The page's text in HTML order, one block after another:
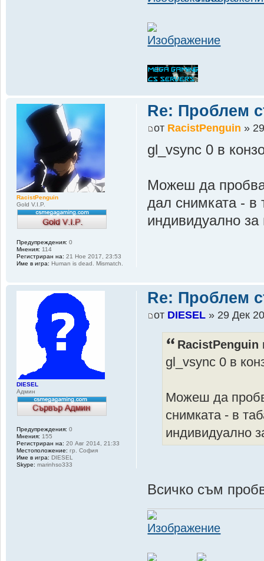
Re: Проблем
от RacistPenguin »
gl_vsync 0 в
Можеш да
дал снимката - в
индивидуално
RacistPenguin
Gold V.I.P.
Предупреждения: 0
Мнения: 114
Регистриран на: 21 Ное 2017, 23:53
Име в игра: Human is dead. Mismatch.
Re: Проблем
от DIESEL » 29 Дек
RacistPenguin
gl_vsync 0 в
Можеш да
снимката - в
индивидуално
Всичко съм
DIESEL
Админ
Предупреждения: 0
Мнения: 155
Регистриран на: 20 Авг 2014, 21:33
Местоположение: гр. София
Име в игра: DIESEL
Skype: marinhso333